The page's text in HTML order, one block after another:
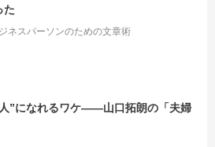
た
ネスパーソンのための文章術
”になれるワケ――山口拓朗の「夫婦